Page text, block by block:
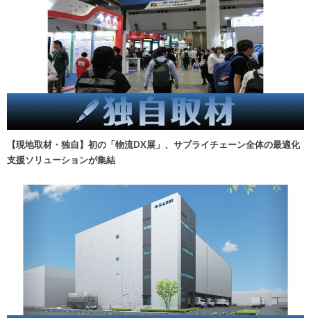
【現地取材・独自】初の「物流DX展」、サプライチェーン全体の最適化
支援ソリューションが集結